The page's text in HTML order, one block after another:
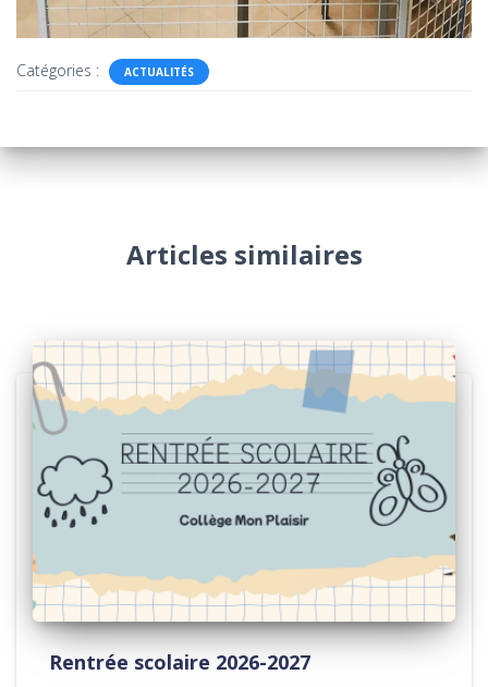
Catégories : ACTUALITÉS
Articles similaires
Rentrée scolaire 2026-2027